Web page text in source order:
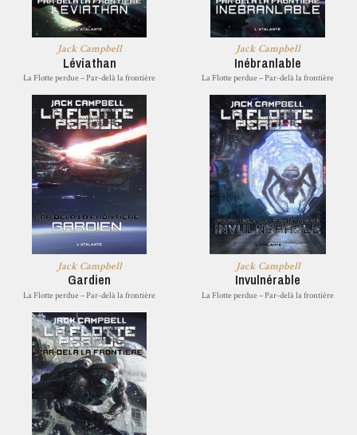
Jack Campbell
Léviathan
La Flotte perdue – Par-delà la frontière
Jack Campbell
Inébranlable
La Flotte perdue – Par-delà la frontière
Jack Campbell
Gardien
La Flotte perdue – Par-delà la frontière
Jack Campbell
Invulnérable
La Flotte perdue – Par-delà la frontière